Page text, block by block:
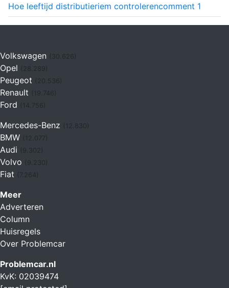
Hoe leeftijd distributieriem controlerencomment 1
Volkswagen (30.626)
Opel
Peugeot (20.536)
Renault (19.746)
Ford (14.756)
Mercedes-Benz
BMW
Audi
Volvo
Fiat (7.264)
Meer
Adverteren
Column
Huisregels
Over Problemcar
Problemcar.nl
KvK: 02039474